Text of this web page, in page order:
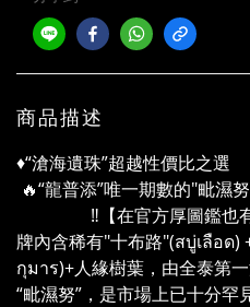
商品描述
♦️“滄海遺珠”超越性價比之選
🔥“龍普添”唯一期數的"毗濕
‼️【在官方厚圖鑑也有
牌內含稀有"十布路"(สบู่เลือด)
กุมาร)+人緣樹葉，由全泰第
“毗濕努”，是市場上已十分